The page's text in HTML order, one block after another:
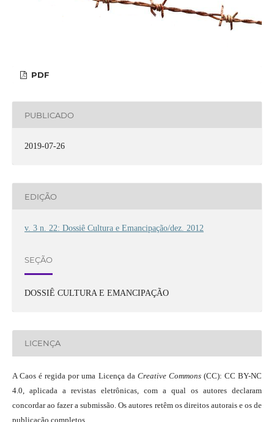
PDF
PUBLICADO
2019-07-26
EDIÇÃO
v. 3 n. 22: Dossiê Cultura e Emancipação/dez. 2012
SEÇÃO
DOSSIÊ CULTURA E EMANCIPAÇÃO
LICENÇA
A Caos é regida por uma Licença da Creative Commons(CC): CC BY-NC
4.0, aplicada a revistas eletrônicas, com a qual os autores declaram
concordar ao fazer a submissão. Os autores retêm os direitos autorais e os de
publicação completos.